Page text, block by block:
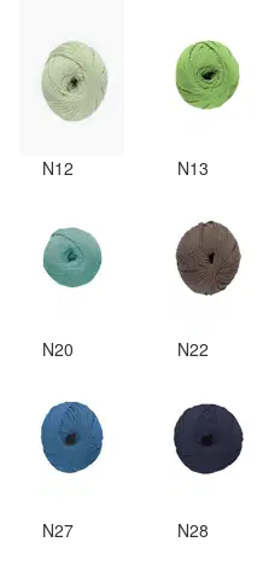
N12 N13
N20 N22
N27 N28